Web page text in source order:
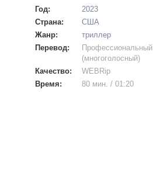
Год:
2023
Страна:
США
Жанр:
триллер
Перевод:
Профессиональный
(многоголосный)
Качество:
WEBRip
Время:
80 мин. / 01:20